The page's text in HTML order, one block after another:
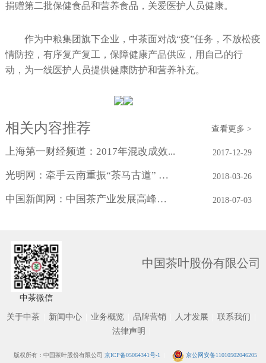
捐赠第二批保健食品和营养食品，关爱医护人员健康。
作为中粮集团旗下企业，中茶面对战“疫”任务，不放松疫
情防控，有序复产复工，保障健康产品供应，用自己的行
动，为一线医护人员提供健康防护和营养补充。
相关内容推荐 查看更多 >
上海第一财经频道：2017年混改成效... 2017-12-29
光明网：牵手云南重振“茶马古道” 中... 2018-03-26
中国新闻网：中国茶产业发展高峰论坛福... 2018-07-03
中国茶叶股份有限公司
中茶微信
关于中茶 新闻中心 业务概览 品牌营销 人才发展 联系我们
法律声明
版权所有：中国茶叶股份有限公司 京ICP备05064341号-1
京公网安备11010502046205